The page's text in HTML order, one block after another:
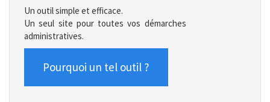
Un outil simple et efficace.
Un seul site pour toutes vos démarches
administratives.
Pourquoi un tel outil ?